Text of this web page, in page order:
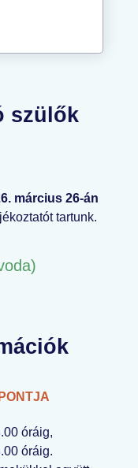
szülők
március 26-án
tartunk.
óráig,
óráig.